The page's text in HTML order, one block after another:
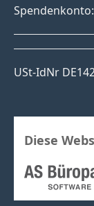
Spendenkonto:
USt-IdNr
Diese